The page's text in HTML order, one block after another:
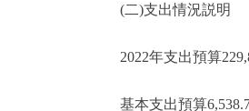
(二)支出情況説明
2022年支出預算
基本支出預算6,538.77